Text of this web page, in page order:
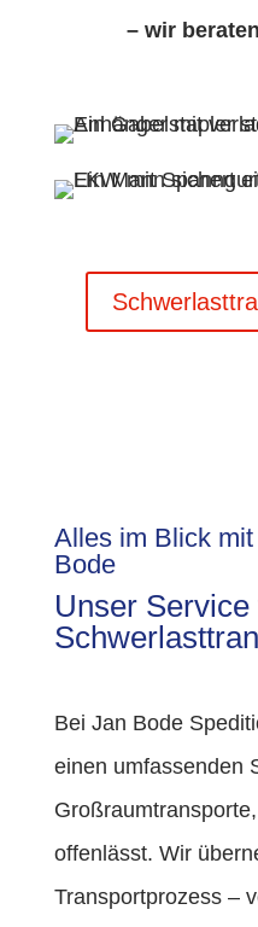
– wir
Alles im Blick
Bode
Unser Service
Bei Jan Bode
einen umfassenden
offenlässt. Wir
Transportprozess –